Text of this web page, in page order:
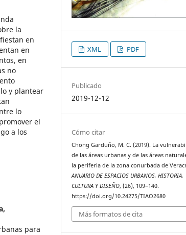
la
en
en
en
no
y plantear
lo
el
a los
para
XML PDF
Publicado
2019-12-12
Cómo citar
Chong Garduño, M. C. (2019). La
de las áreas urbanas y de las áreas
la periferia de la zona conurbada de
ANUARIO DE ESPACIOS URBANOS, HISTORIA,
CULTURA Y DISEÑO, (26), 109–140.
https://doi.org/10.24275/TIAO2680
Más formatos de cita